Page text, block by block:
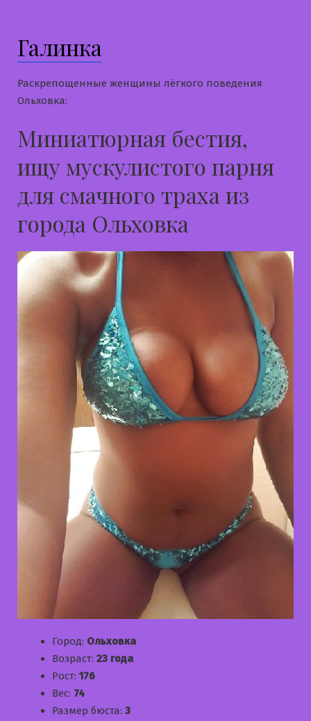
Галинка
Раскрепощенные женщины лёгкого поведения
Ольховка:
Миниатюрная бестия,
ищу мускулистого парня
для смачного траха из
города Ольховка
Город: Ольховка
Возраст: 23 года
Рост: 176
Вес: 74
Размер бюста: 3